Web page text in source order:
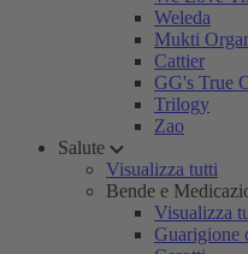
Weleda
Mukti
Cattier
GG's True
Trilogy
Zao
Salute
Visualizza tutti
Bende e
Visualizza
Guarigione